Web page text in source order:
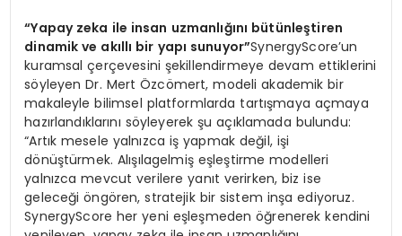
“Yapay zeka ile insan uzmanlığını bütünleştiren
dinamik ve akıllı bir yapı sunuyor”SynergyScore’un
kuramsal çerçevesini şekillendirmeye devam ettiklerini
söyleyen Dr. Mert Özcömert, modeli akademik bir
makaleyle bilimsel platformlarda tartışmaya açmaya
hazırlandıklarını söyleyerek şu açıklamada bulundu:
“Artık mesele yalnızca iş yapmak değil, işi
dönüştürmek. Alışılagelmiş eşleştirme modelleri
yalnızca mevcut verilere yanıt verirken, biz ise
geleceği öngören, stratejik bir sistem inşa ediyoruz.
SynergyScore her yeni eşleşmeden öğrenerek kendini